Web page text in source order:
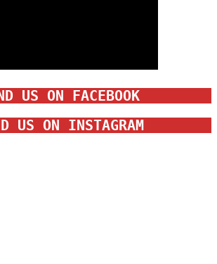
US ON FACEBOOK
US ON INSTAGRAM